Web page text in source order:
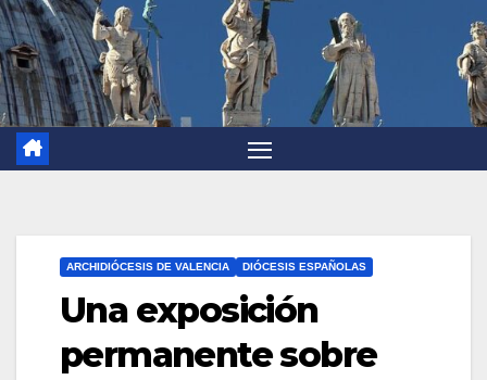
ARCHIDIÓCESIS DE VALENCIA DIÓCESIS ESPAÑOLAS
Una exposición
permanente sobre